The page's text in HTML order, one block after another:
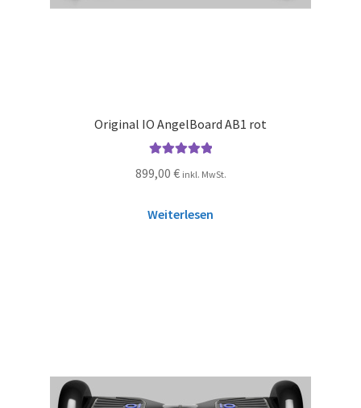
Original IO AngelBoard AB1 rot
5.00
899,00 € inkl. MwSt.
Weiterlesen